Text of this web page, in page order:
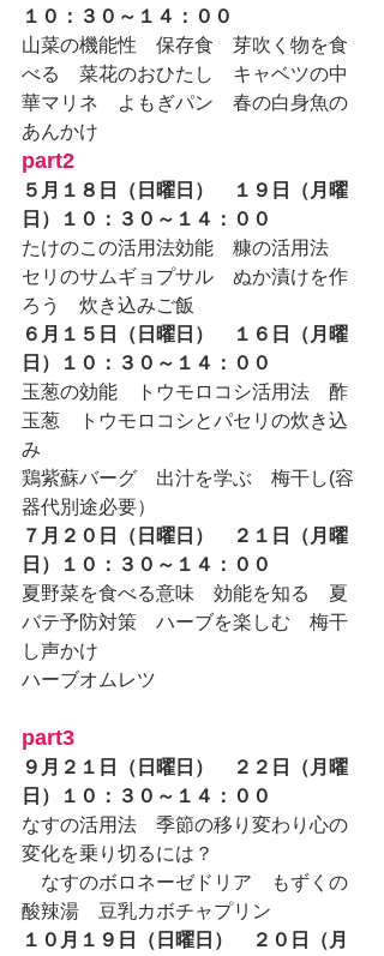
１０：３０～１４：００
山菜の機能性　保存食　芽吹く物を食
べる　菜花のおひたし　キャベツの中
華マリネ　よもぎパン　春の白身魚の
あんかけ
part2
５月１８日（日曜日）　１９日（月曜
日）１０：３０～１４：００
たけのこの活用法効能　糠の活用法
セリのサムギョプサル　ぬか漬けを作
ろう　炊き込みご飯
６月１５日（日曜日）　１６日（月曜
日）１０：３０～１４：００
玉葱の効能　トウモロコシ活用法　酢
玉葱　トウモロコシとパセリの炊き込
み
鶏紫蘇バーグ　出汁を学ぶ　梅干し(容
器代別途必要）
７月２０日（日曜日）　２１日（月曜
日）１０：３０～１４：００
夏野菜を食べる意味　効能を知る　夏
バテ予防対策　ハーブを楽しむ　梅干
し声かけ
ハーブオムレツ
part3
９月２１日（日曜日）　２２日（月曜
日）１０：３０～１４：００
なすの活用法　季節の移り変わり心の
変化を乗り切るには？
なすのボロネーゼドリア　もずくの
酸辣湯　豆乳カボチャプリン
１０月１９日（日曜日）　２０日（月